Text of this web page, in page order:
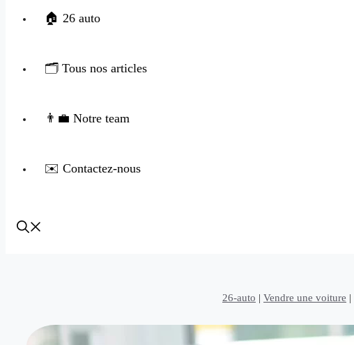
🏠 26 auto
🗂️ Tous nos articles
👨‍💼 Notre team
✉️ Contactez-nous
26-auto | Vendre une voiture |